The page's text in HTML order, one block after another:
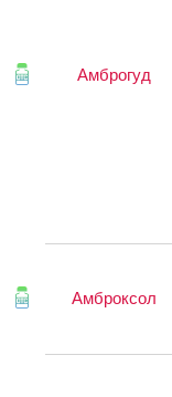
Амброгуд
Амброксол